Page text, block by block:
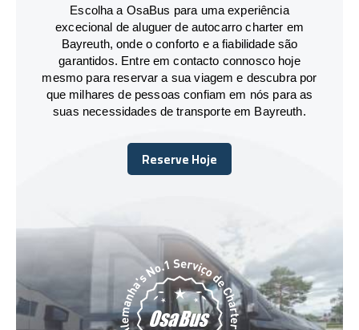
Escolha a OsaBus para uma experiência
excecional de aluguer de autocarro charter em
Bayreuth, onde o conforto e a fiabilidade são
garantidos. Entre em contacto connosco hoje
mesmo para reservar a sua viagem e descubra por
que milhares de pessoas confiam em nós para as
suas necessidades de transporte em Bayreuth.
Reserve Hoje
Reserve Hoje